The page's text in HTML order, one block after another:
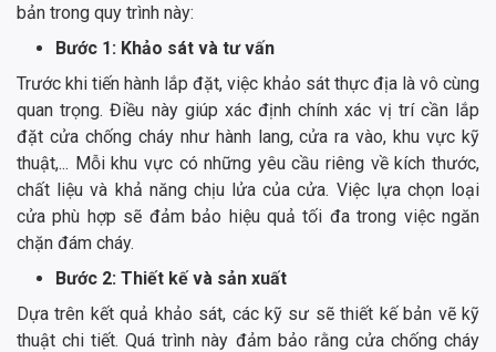
bản trong quy trình này:
Bước 1: Khảo sát và tư vấn
Trước khi tiến hành lắp đặt, việc khảo sát thực địa là vô cùng
quan trọng. Điều này giúp xác định chính xác vị trí cần lắp
đặt cửa chống cháy như hành lang, cửa ra vào, khu vực kỹ
thuật,... Mỗi khu vực có những yêu cầu riêng về kích thước,
chất liệu và khả năng chịu lửa của cửa. Việc lựa chọn loại
cửa phù hợp sẽ đảm bảo hiệu quả tối đa trong việc ngăn
chặn đám cháy.
Bước 2: Thiết kế và sản xuất
Dựa trên kết quả khảo sát, các kỹ sư sẽ thiết kế bản vẽ kỹ
thuật chi tiết. Quá trình này đảm bảo rằng cửa chống cháy